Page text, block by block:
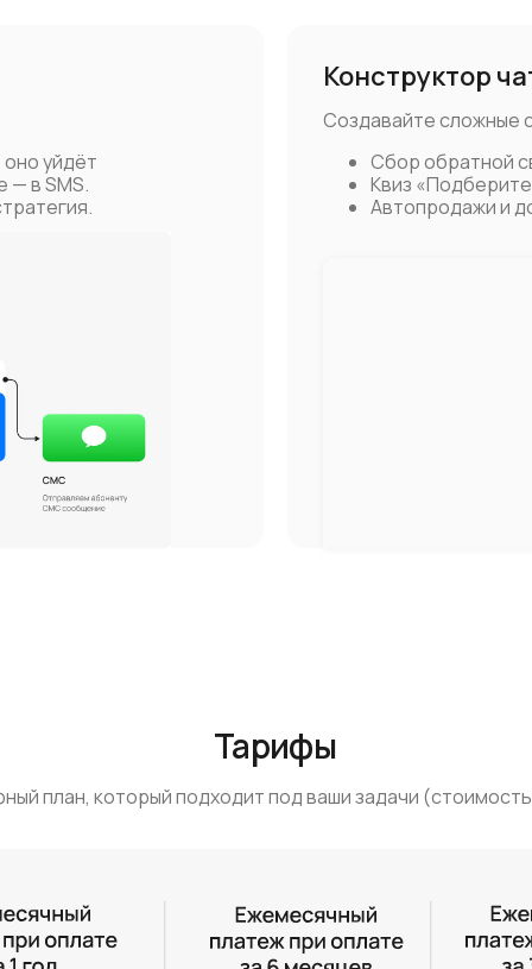
уйдёт
— в SMS.
Создавайте сложные
Сбор обратной
Квиз
Автопродажи и
Конструктор
план, который подходит под ваши задачи
Тарифы